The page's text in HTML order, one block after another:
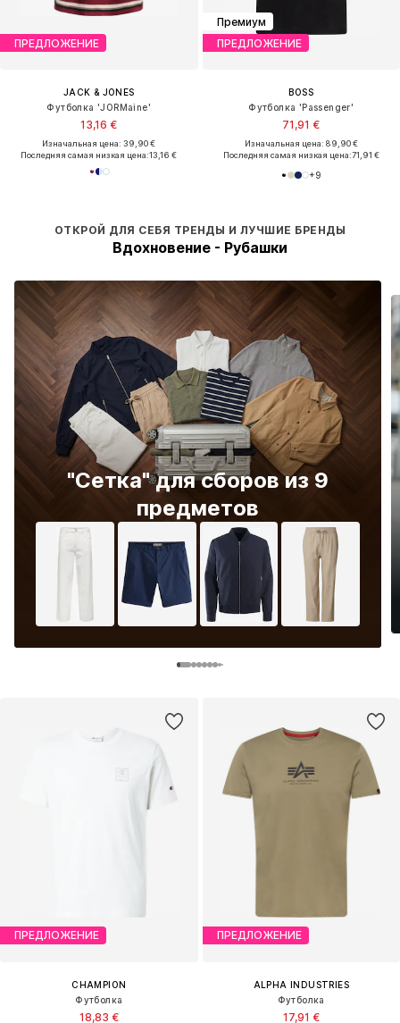
ПРЕДЛОЖЕНИЕ
JACK & JONES
Футболка 'JORMaine'
13,16 €
Изначальная цена: 39,90 €
Последняя самая низкая цена:13,16 €
Премиум
ПРЕДЛОЖЕНИЕ
BOSS
Футболка 'Passenger'
71,91 €
Изначальная цена: 89,90 €
Последняя самая низкая цена:71,91 €
+9
ПРЕДЛОЖЕНИЕ
CHAMPION
Футболка
18,83 €
ПРЕДЛОЖЕНИЕ
ALPHA INDUSTRIES
Футболка
17,91 €
ОТКРОЙ ДЛЯ СЕБЯ ТРЕНДЫ И ЛУЧШИЕ БРЕНДЫ
Вдохновение - Рубашки
"Сетка" для сборов из 9
предметов